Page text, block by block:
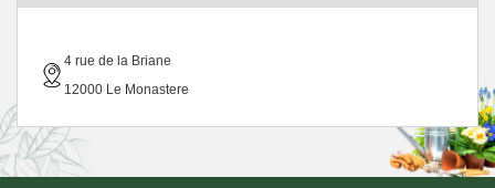
4 rue de la Briane
12000 Le Monastere